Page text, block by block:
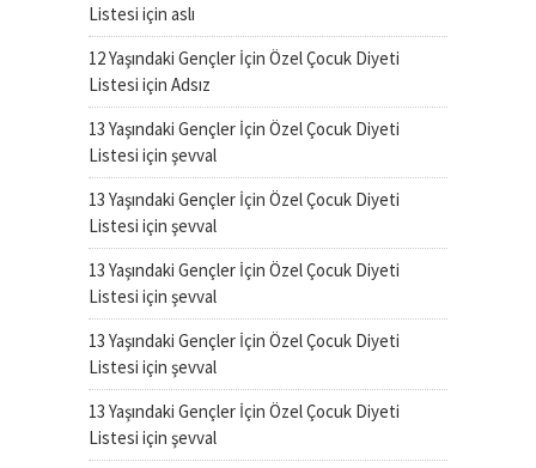
Listesi için aslı
12 Yaşındaki Gençler İçin Özel Çocuk Diyeti
Listesi için Adsız
13 Yaşındaki Gençler İçin Özel Çocuk Diyeti
Listesi için şevval
13 Yaşındaki Gençler İçin Özel Çocuk Diyeti
Listesi için şevval
13 Yaşındaki Gençler İçin Özel Çocuk Diyeti
Listesi için şevval
13 Yaşındaki Gençler İçin Özel Çocuk Diyeti
Listesi için şevval
13 Yaşındaki Gençler İçin Özel Çocuk Diyeti
Listesi için şevval